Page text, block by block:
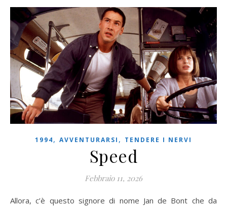
1994, AVVENTURARSI , TENDERE I NERVI
Speed
Febbraio 11, 2026
Allora, c’è questo signore di nome Jan de Bont che da